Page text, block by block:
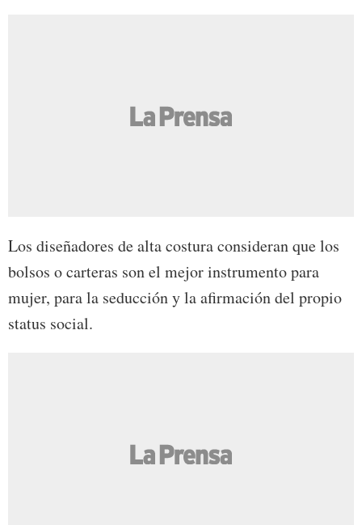
Los diseñadores de alta costura consideran que los
bolsos o carteras son el mejor instrumento para
mujer, para la seducción y la afirmación del propio
status social.